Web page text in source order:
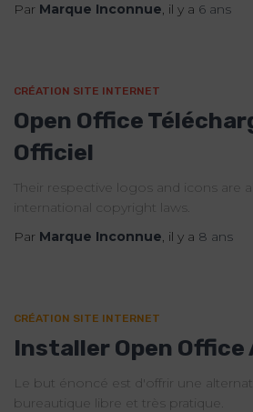
Par Marque Inconnue, il y a 6 ans
CRÉATION SITE INTERNET
Open Office
Officiel
Their respective logos and icons are
international copyright laws.
Par Marque Inconnue, il y a 8 ans
CRÉATION SITE INTERNET
Installer Open Office
Le but énoncé est d'offrir une
bureautique libre et très pratique.